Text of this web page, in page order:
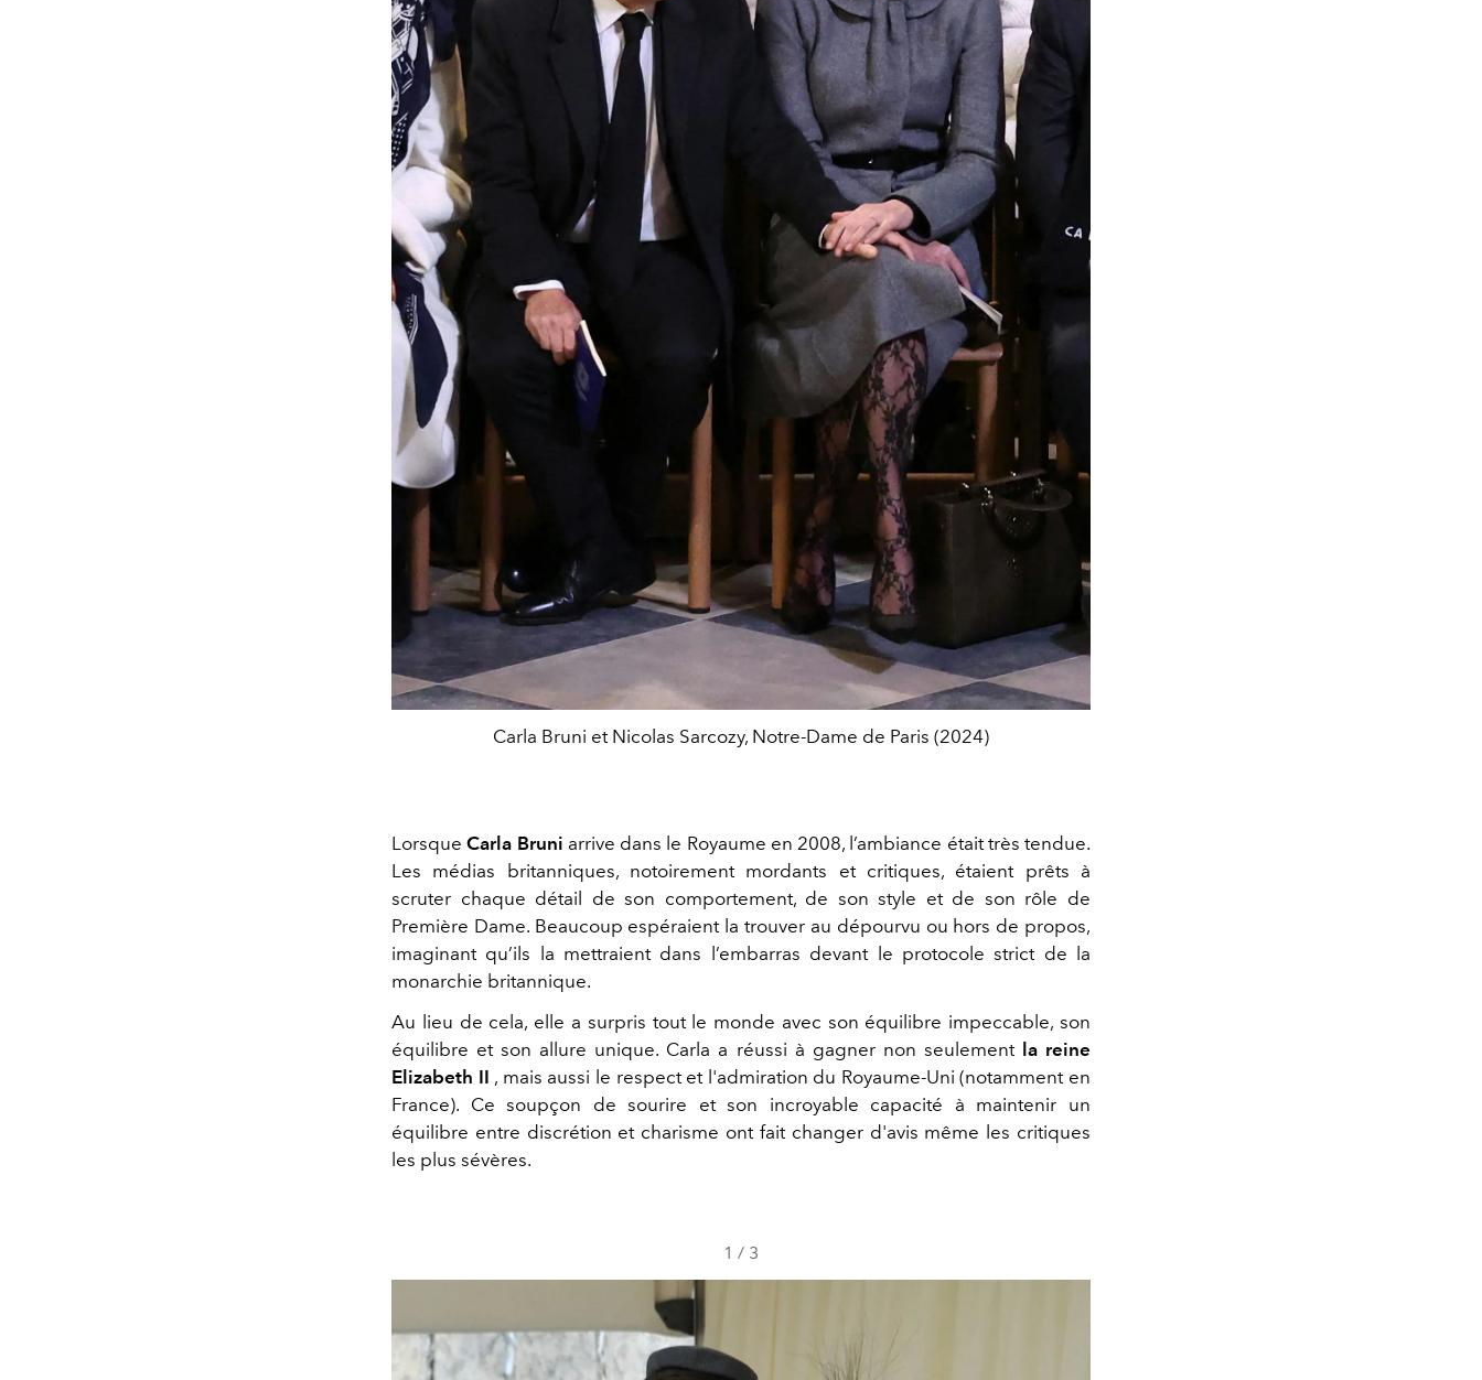
Carla Bruni et Nicolas Sarcozy, Notre-Dame de Paris (2024)
LorsqueCarla Bruni arrive dans le Royaume en 2008, l’ambiance était très tendue.
Les médias britanniques, notoirement mordants et critiques, étaient prêts à
scruter chaque détail de son comportement, de son style et de son rôle de
Première Dame. Beaucoup espéraient la trouver au dépourvu ou hors de propos,
imaginant qu’ils la mettraient dans l’embarras devant le protocole strict de la
monarchie britannique.
Au lieu de cela, elle a surpris tout le monde avec son équilibre impeccable, son
équilibre et son allure unique. Carla a réussi à gagner non seulement la reine
Elizabeth II , mais aussi le respect et l'admiration du Royaume-Uni (notamment en
France). Ce soupçon de sourire et son incroyable capacité à maintenir un
équilibre entre discrétion et charisme ont fait changer d'avis même les critiques
les plus sévères.
1 / 3